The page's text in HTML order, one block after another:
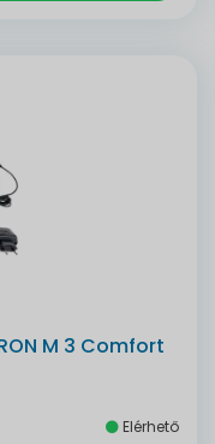
M 3 Comfort
Elérhető